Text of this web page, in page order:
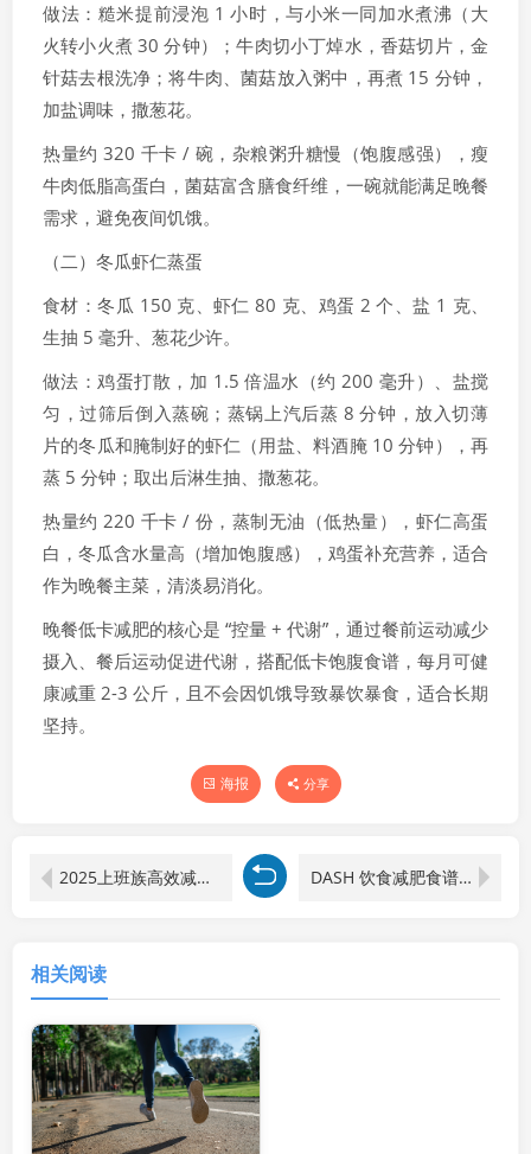
做法：糙米提前浸泡 1 小时，与小米一同加水煮沸（大
火转小火煮 30 分钟）；牛肉切小丁焯水，香菇切片，金
针菇去根洗净；将牛肉、菌菇放入粥中，再煮 15 分钟，
加盐调味，撒葱花。
热量约 320 千卡 / 碗，杂粮粥升糖慢（饱腹感强），瘦
牛肉低脂高蛋白，菌菇富含膳食纤维，一碗就能满足晚餐
需求，避免夜间饥饿。
（二）冬瓜虾仁蒸蛋
食材：冬瓜 150 克、虾仁 80 克、鸡蛋 2 个、盐 1 克、
生抽 5 毫升、葱花少许。
做法：鸡蛋打散，加 1.5 倍温水（约 200 毫升）、盐搅
匀，过筛后倒入蒸碗；蒸锅上汽后蒸 8 分钟，放入切薄
片的冬瓜和腌制好的虾仁（用盐、料酒腌 10 分钟），再
蒸 5 分钟；取出后淋生抽、撒葱花。
热量约 220 千卡 / 份，蒸制无油（低热量），虾仁高蛋
白，冬瓜含水量高（增加饱腹感），鸡蛋补充营养，适合
作为晚餐主菜，清淡易消化。
晚餐低卡减肥的核心是 “控量 + 代谢”，通过餐前运动减少
摄入、餐后运动促进代谢，搭配低卡饱腹食谱，每月可健
康减重 2-3 公斤，且不会因饥饿导致暴饮暴食，适合长期
坚持。
海报 分享
2025上班族高效减脂攻略：3种碎片方法+便携食谱，久坐也能瘦 DASH 饮食减肥食谱：控压减脂双效的健康饮食方案
相关阅读